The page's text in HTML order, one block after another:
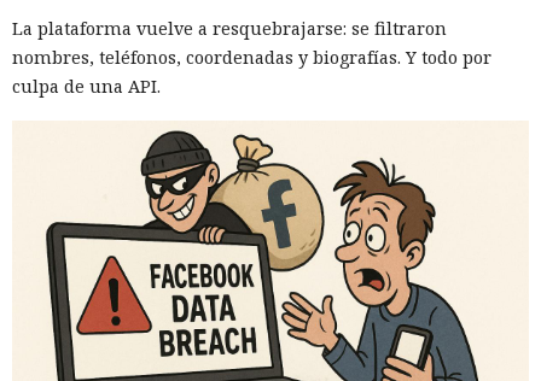
La plataforma vuelve a resquebrajarse: se filtraron
nombres, teléfonos, coordenadas y biografías. Y todo por
culpa de una API.